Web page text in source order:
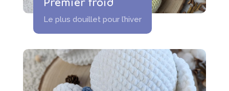
Premier froid
Le plus douillet pour l’hiver